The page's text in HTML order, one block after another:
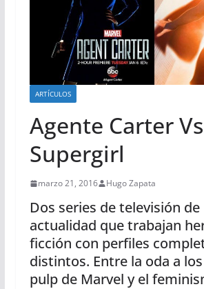
ARTÍCULOS
Agente Carter
Supergirl
marzo 21, 2016 Hugo Zapata
Dos series de televisión de
actualidad que trabajan
ficción con perfiles
distintos. Entre la oda a
pulp de Marvel y el